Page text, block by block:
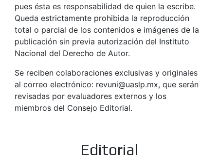
pues ésta es responsabilidad de quien la escribe.
Queda estrictamente prohibida la reproducción
total o parcial de los contenidos e imágenes de la
publicación sin previa autorización del Instituto
Nacional del Derecho de Autor.
Se reciben colaboraciones exclusivas y originales
al correo electrónico: revuni@uaslp.mx, que serán
revisadas por evaluadores externos y los
miembros del Consejo Editorial.
Editorial